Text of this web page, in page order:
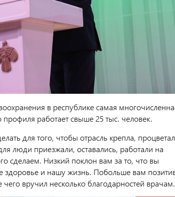
в республике самая
работает свыше 25 тыс. человек.
для того, чтобы отрасль крепла,
люди приезжали, оставались, работали на
сделаем. Низкий поклон вам за то, что вы
здоровье и нашу жизнь. Побольше вам
вручил несколько благодарностей врачам.